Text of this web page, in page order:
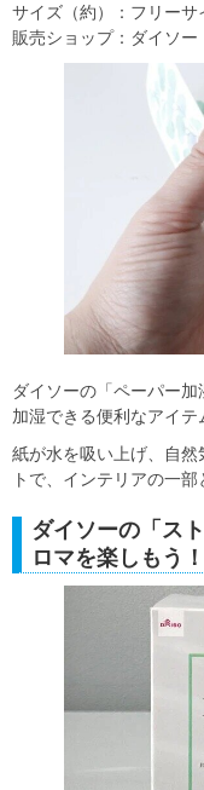
サイズ（約）：フリーサ
販売ショップ：ダイソー
ダイソーの「ペーパー
加湿できる便利なアイテ
紙が水を吸い上げ、自
トで、インテリアの一
ダイソーの「ス
ロマを楽しもう！